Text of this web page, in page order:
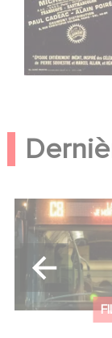
Une date de
nouveau
Dubosc